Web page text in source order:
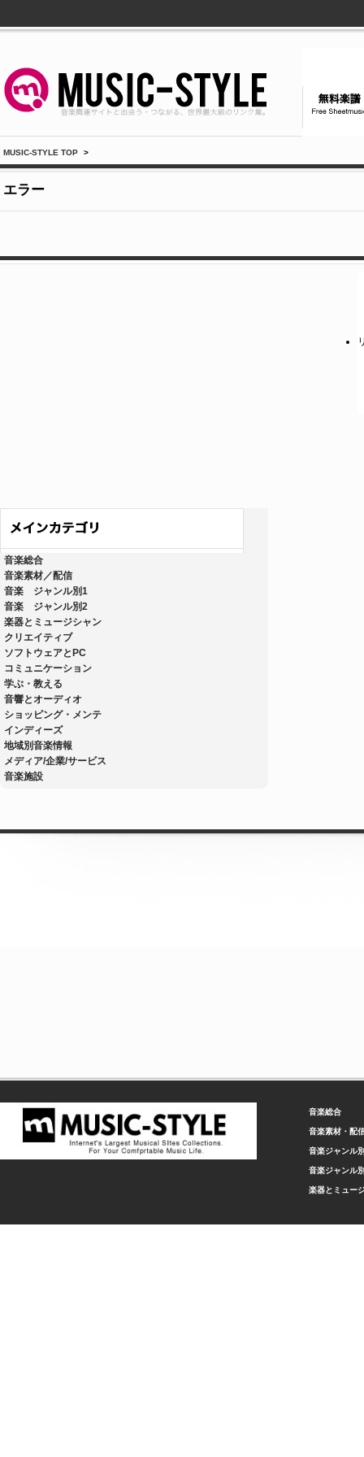
MUSIC-STYLE TOP >
エラー
音楽総合
音楽素材／配信
音楽 ジャンル別1
音楽 ジャンル別2
楽器とミュージシャン
クリエイティブ
ソフトウェアとPC
コミュニケーション
学ぶ・教える
音響とオーディオ
ショッピング・メンテ
インディーズ
地域別音楽情報
メディア/企業/サービス
音楽施設
音楽総合
音楽素材・配
音楽ジャンル
音楽ジャンル
楽器とミュー